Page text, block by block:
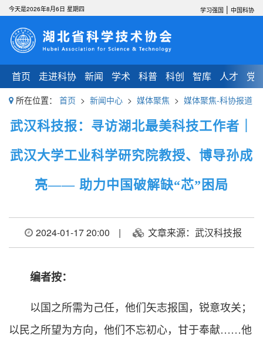
首页 走进科协 新闻 学术 科普 科创 智库 人才 党
今天是2026年8月6日 星期四 学习强国 | 中国科协
所在位置： 首页 > 新闻中心 > 媒体聚焦 > 媒体聚焦-科协报道
武汉科技报：寻访湖北最美科技工作者｜
武汉大学工业科学研究院教授、博导孙成
亮—— 助力中国破解缺“芯”困局
2024-01-17 20:00 | 文章来源：武汉科技报
编者按：
以国之所需为己任，他们矢志报国，锐意攻关；
以民之所望为方向，他们不忘初心，甘于奉献……他